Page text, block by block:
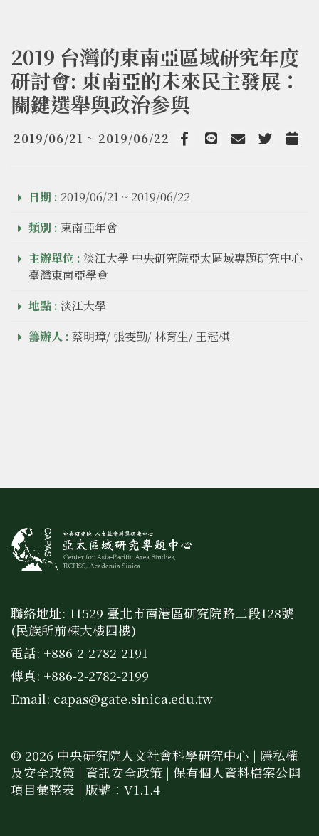
2019 台灣的東南亞區域研究年度
研討會: 東南亞的未來民主發展：
關鍵選舉與政治参與
2019/06/21 ~ 2019/06/22
Facebook TwitterAdd
日期 : 2019/06/21 ~ 2019/06/22
類別 : 東南亞年會
主辦單位 : 淡江大學 中央研究院亞太區域專題研究中心
臺灣東南亞學會
地點 : 淡江大學
籌辦人 : 蔡明璋/ 張雯勤/ 林育生/ 王冠棋
聯絡地址: 11529 臺北市南港區研究院路二段128號
(民族所前棟大樓四樓)
電話: +886-2-2782-2191
傳真: +886-2-2782-2199
Email: capas@gate.sinica.edu.tw
© 2026 中央研究院人文社會科學研究中心 | 隱私權
及安全政策 | 資訊安全政策 | 保有個人資料檔案公開
項目彙整表 | 版號：V1.1.4